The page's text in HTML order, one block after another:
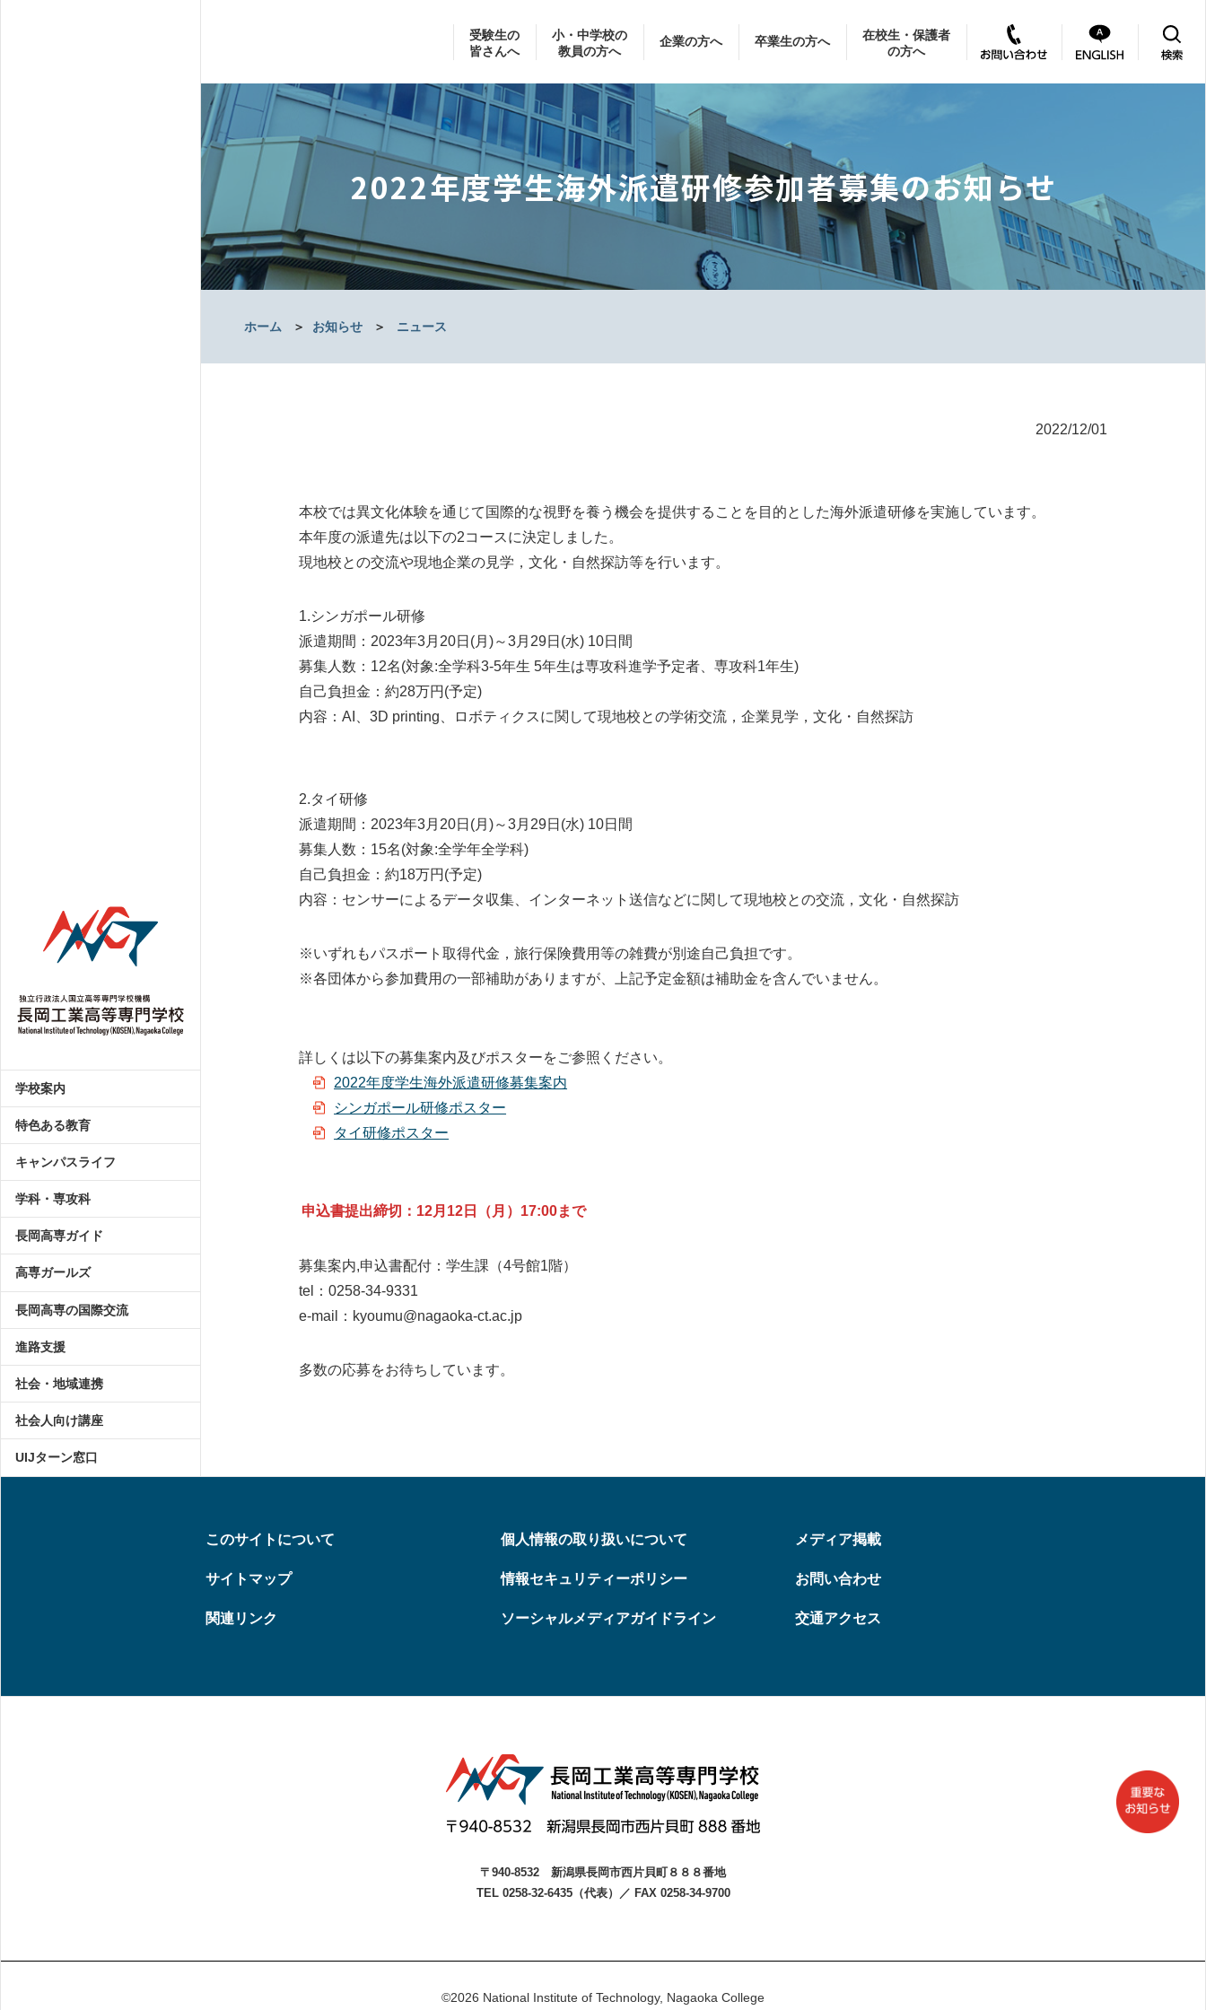
受験生の
皆さんへ
小・中学校の
教員の方へ
企業の方へ 卒業生の方へ
在校生・保護者
の方へ
学校案内
特色ある教育
キャンパスライフ
学科・専攻科
長岡高専ガイド
高専ガールズ
長岡高専の国際交流
進路支援
社会・地域連携
社会人向け講座
UIJターン窓口
2022年度学生海外派遣研修参加者募集のお知らせ
ホーム ＞ お知らせ ＞ ニュース
2022/12/01
本校では異文化体験を通じて国際的な視野を養う機会を提供することを目的とした海外派遣研修を実施しています。
本年度の派遣先は以下の2コースに決定しました。
現地校との交流や現地企業の見学，文化・自然探訪等を行います。
1.シンガポール研修
派遣期間：2023年3月20日(月)～3月29日(水) 10日間
募集人数：12名(対象:全学科3-5年生 5年生は専攻科進学予定者、専攻科1年生)
自己負担金：約28万円(予定)
内容：AI、3D printing、ロボティクスに関して現地校との学術交流，企業見学，文化・自然探訪
2.タイ研修
派遣期間：2023年3月20日(月)～3月29日(水) 10日間
募集人数：15名(対象:全学年全学科)
自己負担金：約18万円(予定)
内容：センサーによるデータ収集、インターネット送信などに関して現地校との交流，文化・自然探訪
※いずれもパスポート取得代金，旅行保険費用等の雑費が別途自己負担です。
※各団体から参加費用の一部補助がありますが、上記予定金額は補助金を含んでいません。
詳しくは以下の募集案内及びポスターをご参照ください。
2022年度学生海外派遣研修募集案内
シンガポール研修ポスター
タイ研修ポスター
申込書提出締切：12月12日（月）17:00まで
募集案内,申込書配付：学生課（4号館1階）
tel：0258-34-9331
e-mail：kyoumu@nagaoka-ct.ac.jp
多数の応募をお待ちしています。
このサイトについて
サイトマップ
関連リンク
個人情報の取り扱いについて
情報セキュリティーポリシー
ソーシャルメディアガイドライン
メディア掲載
お問い合わせ
交通アクセス
〒940-8532 新潟県長岡市西片貝町８８８番地
TEL 0258-32-6435（代表）
／ FAX 0258-34-9700
©2026 National Institute of Technology, Nagaoka College